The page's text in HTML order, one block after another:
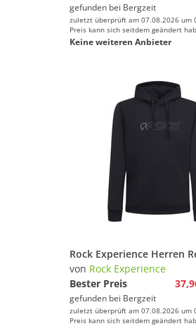
gefunden bei Bergzeit
zuletzt überprüft am 07.08.2026 um
Preis kann sich seitdem geändert
Keine weiteren Anbieter
von Rock Experience
Bester Preis
gefunden bei Bergzeit
zuletzt überprüft am 07.08.2026 um
Preis kann sich seitdem geändert